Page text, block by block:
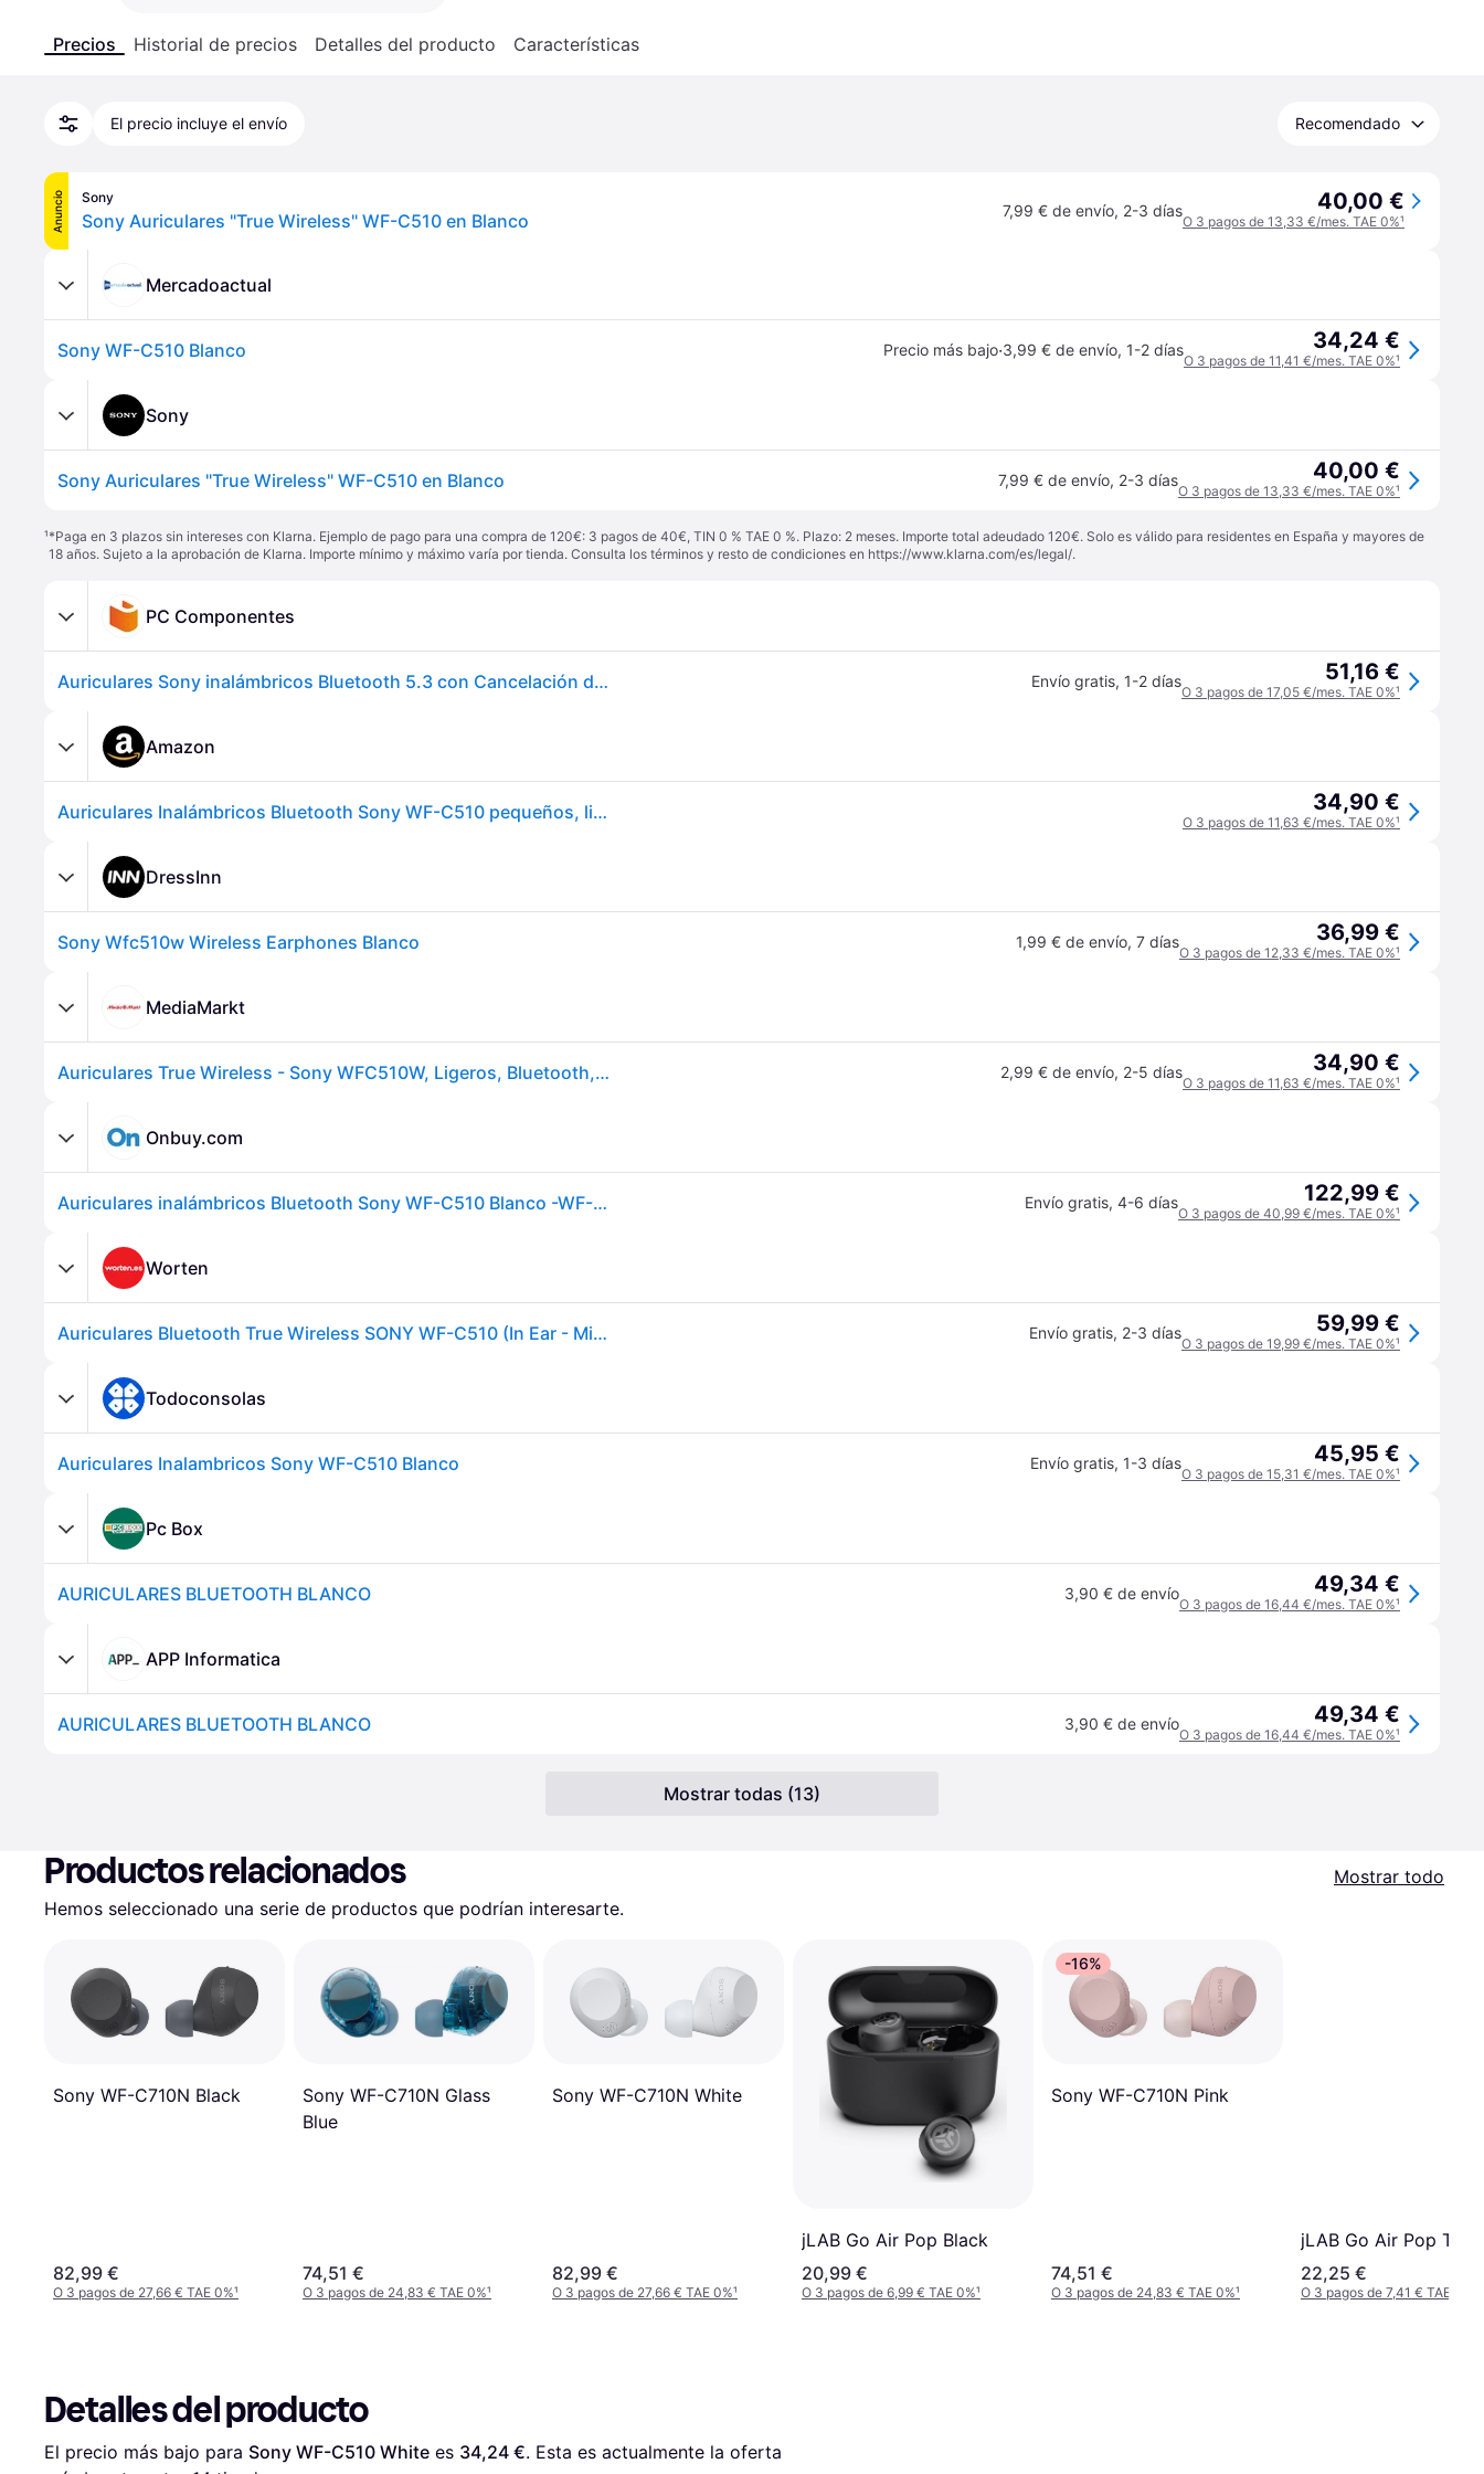
Precios Historial de precios Detalles del producto Características
El precio incluye el envío Recomendado
Anuncio Sony
Sony Auriculares "True Wireless" WF-C510 en Blanco 7,99 € de envío, 2-3 días 40,00 €
O 3 pagos de 13,33 €/mes. TAE 0%¹
Mercadoactual
Sony WF-C510 Blanco Precio más bajo·3,99 € de envío, 1-2 días 34,24 €
O 3 pagos de 11,41 €/mes. TAE 0%¹
Sony
Sony Auriculares "True Wireless" WF-C510 en Blanco 7,99 € de envío, 2-3 días 40,00 €
O 3 pagos de 13,33 €/mes. TAE 0%¹
¹*Paga en 3 plazos sin intereses con Klarna. Ejemplo de pago para una compra de 120€: 3 pagos de 40€, TIN 0 % TAE 0 %. Plazo: 2 meses. Importe total adeudado 120€. Solo es válido para residentes en España y mayores de
18 años. Sujeto a la aprobación de Klarna. Importe mínimo y máximo varía por tienda. Consulta los términos y resto de condiciones en https://www.klarna.com/es/legal/.
PC Componentes
Auriculares Sony inalámbricos Bluetooth 5.3 con Cancelación de Ruido y Micrófono Envío gratis, 1-2 días 51,16 €
O 3 pagos de 17,05 €/mes. TAE 0%¹
Amazon
Auriculares Inalámbricos Bluetooth Sony WF-C510 pequeños, ligeros, conexión multipunto, modo sonido ambiente, resistencia al agua IPX4, Spotify Tap, carga rápida, 22H de batería, iOS y Android, Blanco 34,90 €
O 3 pagos de 11,63 €/mes. TAE 0%¹
DressInn
Sony Wfc510w Wireless Earphones Blanco 1,99 € de envío, 7 días 36,99 €
O 3 pagos de 12,33 €/mes. TAE 0%¹
MediaMarkt
Auriculares True Wireless - Sony WFC510W, Ligeros, Bluetooth, iOS, Android, Multipunto, Sonido ambiente, Spotify Tap, Carga rápida, 22h, IPX4, Blanco 2,99 € de envío, 2-5 días 34,90 €
O 3 pagos de 11,63 €/mes. TAE 0%¹
Onbuy.com
Auriculares inalámbricos Bluetooth Sony WF-C510 Blanco -WF-C510WC Envío gratis, 4-6 días 122,99 €
O 3 pagos de 40,99 €/mes. TAE 0%¹
Worten
Auriculares Bluetooth True Wireless SONY WF-C510 (In Ear - Micrófono - Blanco) Envío gratis, 2-3 días 59,99 €
O 3 pagos de 19,99 €/mes. TAE 0%¹
Todoconsolas
Auriculares Inalambricos Sony WF-C510 Blanco Envío gratis, 1-3 días 45,95 €
O 3 pagos de 15,31 €/mes. TAE 0%¹
Pc Box
AURICULARES BLUETOOTH BLANCO 3,90 € de envío 49,34 €
O 3 pagos de 16,44 €/mes. TAE 0%¹
APP Informatica
AURICULARES BLUETOOTH BLANCO 3,90 € de envío 49,34 €
O 3 pagos de 16,44 €/mes. TAE 0%¹
Mostrar todas (13)
Productos relacionados
Mostrar todo
Hemos seleccionado una serie de productos que podrían interesarte.
Sony WF-C710N Black
82,99 €
O 3 pagos de 27,66 € TAE 0%¹
Sony WF-C710N Glass
Blue
74,51 €
O 3 pagos de 24,83 € TAE 0%¹
Sony WF-C710N White
82,99 €
O 3 pagos de 27,66 € TAE 0%¹
jLAB Go Air Pop Black
20,99 €
O 3 pagos de 6,99 € TAE 0%¹
-16%
Sony WF-C710N Pink
74,51 €
O 3 pagos de 24,83 € TAE 0%¹
jLAB Go Air Pop Teal
22,25 €
O 3 pagos de 7,41 € TAE 0%
Detalles del producto
El precio más bajo para Sony WF-C510 White es 34,24 €. Esta es actualmente la oferta